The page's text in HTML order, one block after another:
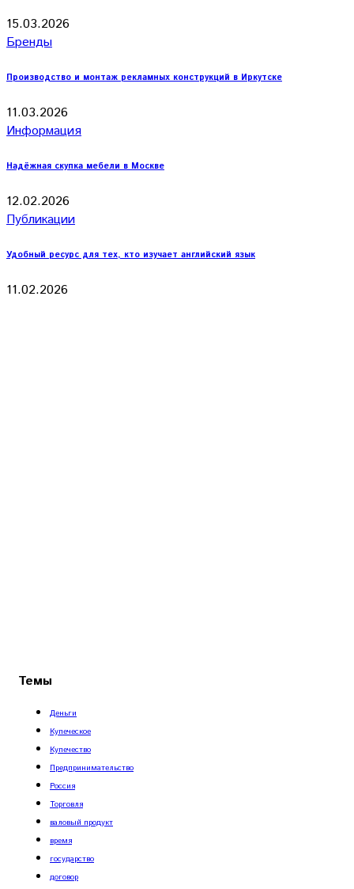
15.03.2026
Бренды
Производство и монтаж рекламных конструкций в Иркутске
11.03.2026
Информация
Надёжная скупка мебели в Москве
12.02.2026
Публикации
Удобный ресурс для тех, кто изучает английский язык
11.02.2026
Темы
Деньги
Купеческое
Купечество
Предпринимательство
Россия
Торговля
валовый продукт
время
государство
договор